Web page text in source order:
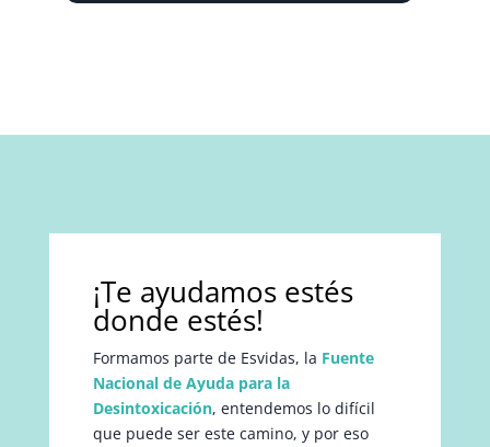
¡Te ayudamos estés
donde estés!
Formamos parte de Esvidas, la Fuente
Nacional de Ayuda para la
Desintoxicación, entendemos lo difícil
que puede ser este camino, y por eso